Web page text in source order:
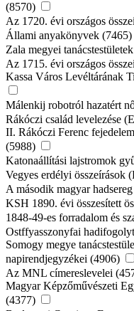
(8570)
Az 1720. évi országos
Állami anyakönyvek (7465)
Zala megyei
Az 1715. évi országos
Kassa Város Levéltárának
Málenkij robotról hazatért
Rákóczi család levelezése
II. Rákóczi Ferenc
(5988)
Katonaállítási lajstromok
Vegyes erdélyi összeírások
A második magyar
KSH 1890. évi összesített
1848-49-es forradalom és
Ostffyasszonyfai
Somogy megye
napirendjegyzékei (4906)
Az MNL címereslevelei
Magyar Képzőművészeti
(4377)